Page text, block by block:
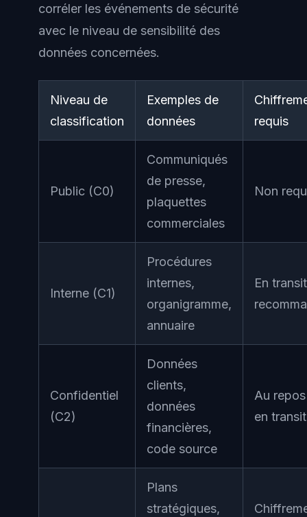
corréler les événements de sécurité
avec le niveau de sensibilité des
données concernées.
Niveau de
classification
Exemples de
données
requis
Public (C0)
Communiqués
de presse,
plaquettes
commerciales
Non
Interne (C1)
Procédures
internes,
organigramme,
annuaire
En transit
Confidentiel
(C2)
Données
clients,
données
financières,
code source
Au
en transit
Plans
stratégiques,